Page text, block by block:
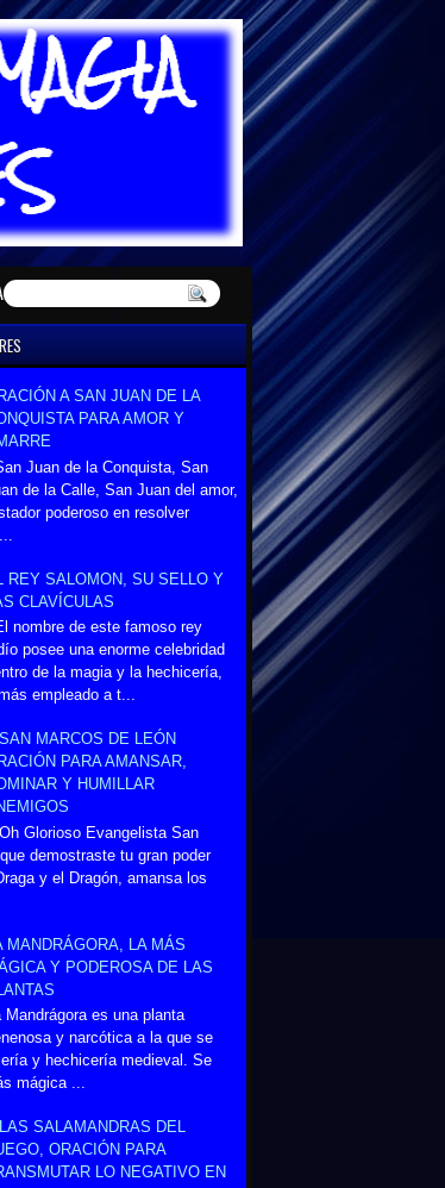
DE JUNIO
DE DICIEMBRE
A SAN JUAN DE LA
PARA AMOR Y
Juan de la Conquista, San
de la Calle, San Juan del amor,
poderoso en resolver
REY SALOMON, SU SELLO Y
CLAVÍCULAS
nombre de este famoso rey
posee una enorme celebridad
de la magia y la hechicería,
empleado a t...
MARCOS DE LEÓN
PARA AMANSAR,
Y HUMILLAR
Glorioso Evangelista San
demostraste tu gran poder
y el Dragón, amansa los
MANDRÁGORA, LA MÁS
Y PODEROSA DE LAS
Mandrágora es una planta
y narcótica a la que se
y hechicería medieval. Se
mágica ...
SALAMANDRAS DEL
ORACIÓN PARA
LO NEGATIVO EN